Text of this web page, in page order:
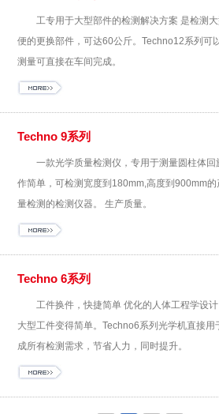
工专用于大型部件的检测解决方案 是检测
便的更换部件，可达60公斤。Techno12系列
测量可直接在车间完成。
Techno 9系列
一款光学质量检测仪，专用于测量圆柱体
作简单，可检测宽度到180mm,高度到900mm
量检测的检测仪器。 生产质量。
Techno 6系列
工件换件，快捷简单 优化的人体工程学设
大型工件变得简单。Techno6系列光学机直接
成所有检测需求，节省人力，同时提升。